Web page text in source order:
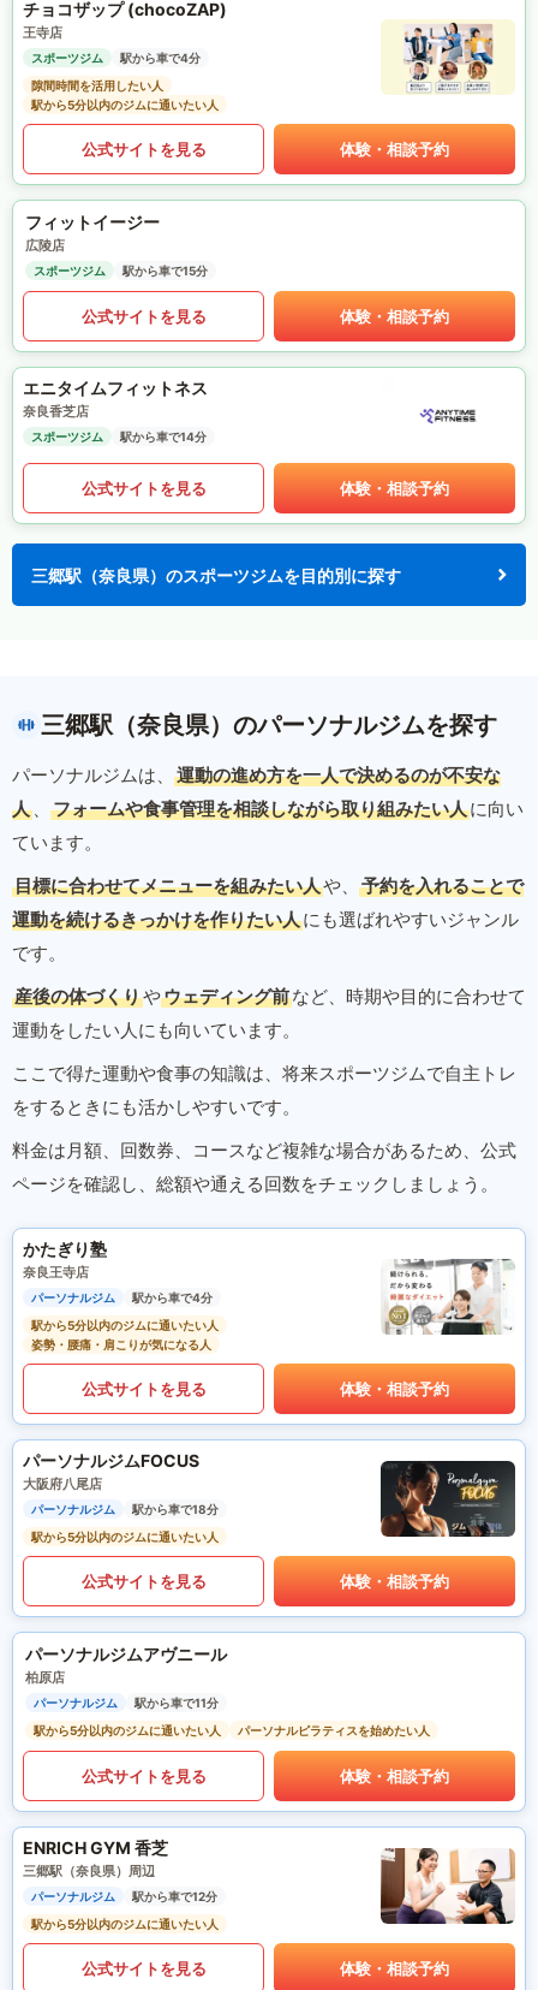
チョコザップ (chocoZAP)
王寺店
スポーツジム
駅から車で4分
隙間時間を活用したい人
駅から5分以内のジムに通いたい人
公式サイトを見る 体験・相談予約
フィットイージー
広陵店
スポーツジム 駅から車で15分
公式サイトを見る 体験・相談予約
エニタイムフィットネス
奈良香芝店
スポーツジム 駅から車で14分
公式サイトを見る 体験・相談予約
三郷駅（奈良県）のスポーツジムを目的別に探す
三郷駅（奈良県）のパーソナルジムを探す
パーソナルジムは、
運動の進め方を一人で決めるのが不安な
人 、 フォームや食事管理を相談しながら取り組みたい人に向い
ています。
目標に合わせてメニューを組みたい人や、
予約を入れることで
運動を続けるきっかけを作りたい人にも選ばれやすいジャンル
です。
産後の体づくりやウェディング前など、時期や目的に合わせて
運動をしたい人にも向いています。
ここで得た運動や食事の知識は、将来スポーツジムで自主トレ
をするときにも活かしやすいです。
料金は月額、回数券、コースなど複雑な場合があるため、公式
ページを確認し、総額や通える回数をチェックしましょう。
かたぎり塾
奈良王寺店
パーソナルジム
駅から車で4分
駅から5分以内のジムに通いたい人
姿勢・腰痛・肩こりが気になる人
公式サイトを見る 体験・相談予約
パーソナルジムFOCUS
大阪府八尾店
パーソナルジム
駅から車で18分
駅から5分以内のジムに通いたい人
公式サイトを見る 体験・相談予約
パーソナルジムアヴニール
柏原店
パーソナルジム
駅から車で11分
駅から5分以内のジムに通いたい人
パーソナルピラティスを始めたい人
公式サイトを見る 体験・相談予約
ENRICH GYM 香芝
三郷駅（奈良県）周辺
パーソナルジム
駅から車で12分
駅から5分以内のジムに通いたい人
公式サイトを見る 体験・相談予約